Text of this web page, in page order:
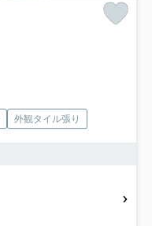
外観タイル張り